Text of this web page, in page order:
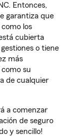
Entonces,
garantiza que
los
cubierta
o tiene
más
su
de cualquier
a comenzar
de seguro
y sencillo!